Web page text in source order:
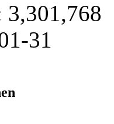
3,301,768
31